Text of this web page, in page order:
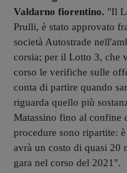
Valdarno fiorentino. "Il
Prulli, è stato approvato
società Autostrade
corsia; per il Lotto 3, che
corso le verifiche sulle
conta di partire quando
riguarda quello più
Matassino fino al confine
procedure sono ripartite:
avrà un costo di quasi 20
gara nel corso del 2021".